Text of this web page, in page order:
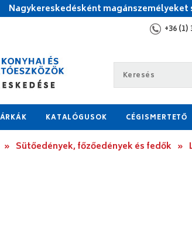
Nagykereskedésként
+36 (1)
KATALÓGUSOK CÉGISMERTETŐ
» Sütőedények, főzőedények és fedők »